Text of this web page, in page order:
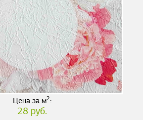
Цена за м2:
28 руб.